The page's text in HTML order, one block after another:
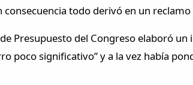
consecuencia todo derivó en un
Presupuesto del Congreso elaboró
poco significativo” y a la vez había